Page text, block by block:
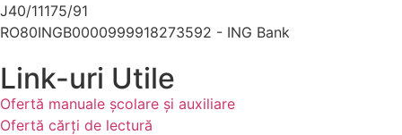
J40/11175/91
RO80INGB0000999918273592 - ING Bank
Link-uri Utile
Ofertă manuale şcolare şi auxiliare
Ofertă cărți de lectură